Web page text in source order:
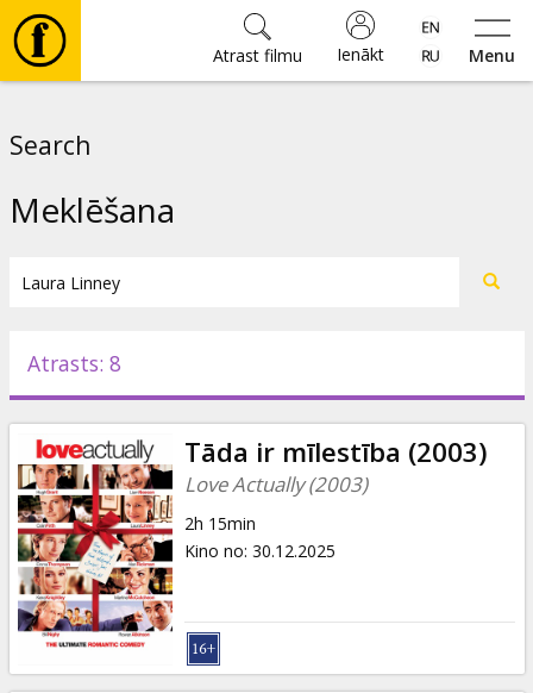
Menu
Ienākt
Atrast filmu
Pasākumi
Ziņas
Dāvanu
kartes
Uzkodas
Search
Meklēšana
Atrasts: 8
Tāda ir mīlestība (2003)
Love Actually (2003)
2h 15min
Kino no: 30.12.2025